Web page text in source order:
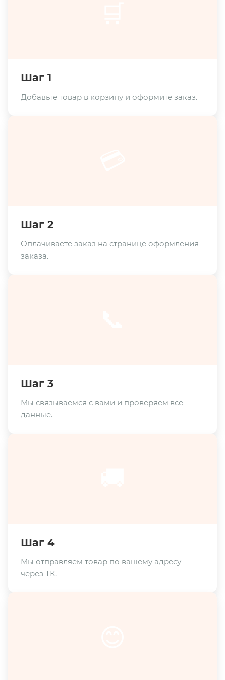
Шаг 1
Добавьте товар в корзину и оформите заказ.
Шаг 2
Оплачиваете заказ на странице оформления
заказа.
Шаг 3
Мы связываемся с вами и проверяем все
данные.
Шаг 4
Мы отправляем товар по вашему адресу
через ТК.